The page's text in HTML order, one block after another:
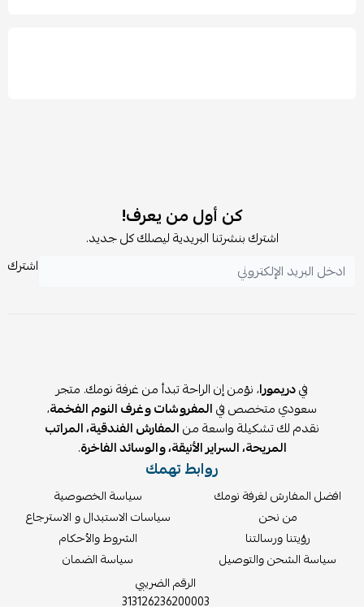
كن أول من يعرف!
اشترك بنشرتنا البريدية ليصلك كل جديد.
اشترك
فيدريمورا، نؤمن إن الراحة تبدأ من غرفة نومك. متجر
سعودي متخصص فيالمفروشات وغرف النوم الفخمة،
نقدم لك تشكيلة واسعة منالمفارش الفندقية، المراتب
المريحة، السراير الأنيقة، والوسائد الفاخرة.
روابط تهمك
افضل المفارش لغرفة نومك
من نحن
رؤيتنا ورسالتنا
سياسة الشحن والتوصيل
سياسة الخصوصية
سياسات الاستبدال و الاسترجاع
الشروط والأحكام
سياسة الضمان
الرقم الضريبي
313126236200003